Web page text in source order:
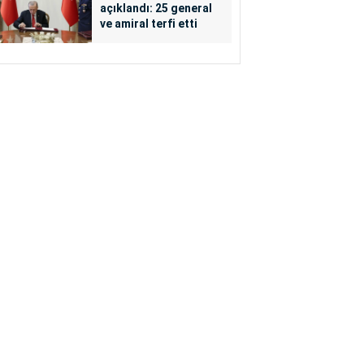
açıklandı: 25 general
ve amiral terfi etti